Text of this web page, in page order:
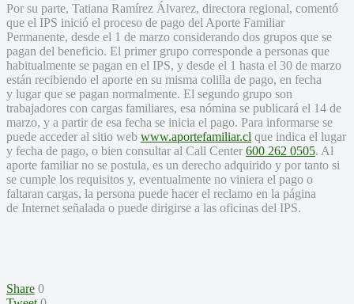
Por su parte, Tatiana Ramírez Álvarez, directora regional, comentó
que el IPS inició el proceso de pago del Aporte Familiar
Permanente, desde el 1 de marzo considerando dos grupos que se
pagan del beneficio. El primer grupo corresponde a personas que
habitualmente se pagan en el IPS, y desde el 1 hasta el 30 de marzo
están recibiendo el aporte en su misma colilla de pago, en fecha
y lugar que se pagan normalmente. El segundo grupo son
trabajadores con cargas familiares, esa nómina se publicará el 14 de
marzo, y a partir de esa fecha se inicia el pago. Para informarse se
puede acceder al sitio web www.aportefamiliar.cl que indica el lugar
y fecha de pago, o bien consultar al Call Center 600 262 0505. Al
aporte familiar no se postula, es un derecho adquirido y por tanto si
se cumple los requisitos y, eventualmente no viniera el pago o
faltaran cargas, la persona puede hacer el reclamo en la página
de Internet señalada o puede dirigirse a las oficinas del IPS.
Share 0